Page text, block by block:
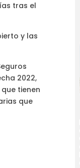
tras el
y las
2022,
tienen
que